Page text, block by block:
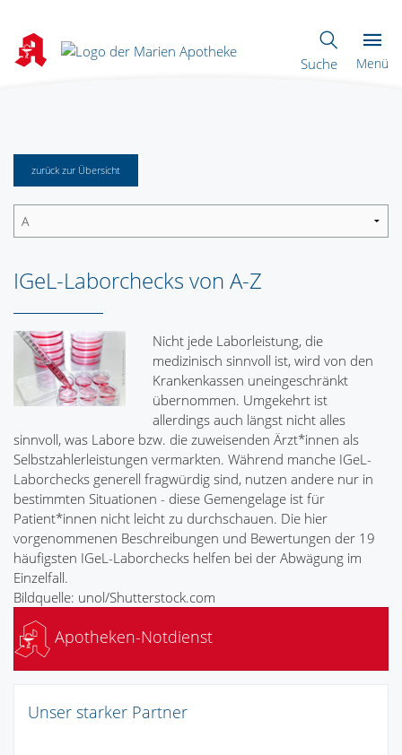
Suche Menü
zurück zur Übersicht
IGeL-Laborchecks von A-Z
Nicht jede Laborleistung, die
medizinisch sinnvoll ist, wird von den
Krankenkassen uneingeschränkt
übernommen. Umgekehrt ist
allerdings auch längst nicht alles
sinnvoll, was Labore bzw. die zuweisenden Ärzt*innen als
Selbstzahlerleistungen vermarkten. Während manche IGeL-
Laborchecks generell fragwürdig sind, nutzen andere nur in
bestimmten Situationen - diese Gemengelage ist für
Patient*innen nicht leicht zu durchschauen. Die hier
vorgenommenen Beschreibungen und Bewertungen der 19
häufigsten IGeL-Laborchecks helfen bei der Abwägung im
Einzelfall.
Bildquelle: unol/Shutterstock.com
Apotheken-Notdienst
Unser starker Partner